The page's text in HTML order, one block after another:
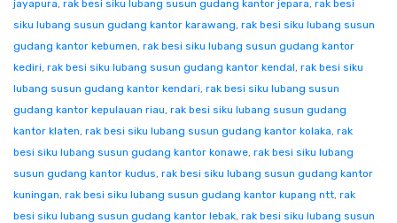
jayapura, rak besi siku lubang susun gudang kantor jepara, rak besi
siku lubang susun gudang kantor karawang, rak besi siku lubang susun
gudang kantor kebumen, rak besi siku lubang susun gudang kantor
kediri, rak besi siku lubang susun gudang kantor kendal, rak besi siku
lubang susun gudang kantor kendari, rak besi siku lubang susun
gudang kantor kepulauan riau, rak besi siku lubang susun gudang
kantor klaten, rak besi siku lubang susun gudang kantor kolaka, rak
besi siku lubang susun gudang kantor konawe, rak besi siku lubang
susun gudang kantor kudus, rak besi siku lubang susun gudang kantor
kuningan, rak besi siku lubang susun gudang kantor kupang ntt, rak
besi siku lubang susun gudang kantor lebak, rak besi siku lubang susun